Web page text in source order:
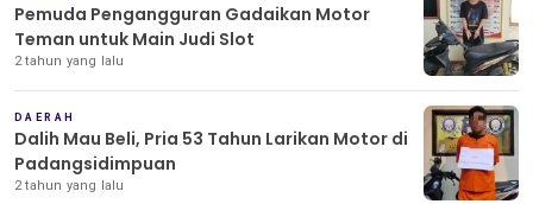
Pemuda Pengangguran Gadaikan Motor
Teman untuk Main Judi Slot
2 tahun yang lalu
DAERAH
Dalih Mau Beli, Pria 53 Tahun Larikan Motor di
Padangsidimpuan
2 tahun yang lalu